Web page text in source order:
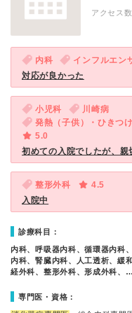
アクセス
内科 インフルエン
対応が良かった
小児科
川崎病
発熱（子供）・ひきつ
5.0
初めての入院でしたが、親
整形外科
4.5
入院中
診療科目：
内科、呼吸器内科、循環器内科
内科、腎臓内科、人工透析、緩
経外科、整形外科、形成外科、…
専門医・資格：